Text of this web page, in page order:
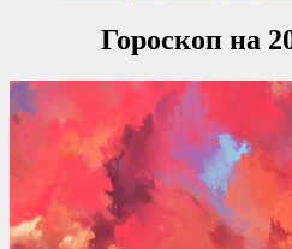
Гороскоп на